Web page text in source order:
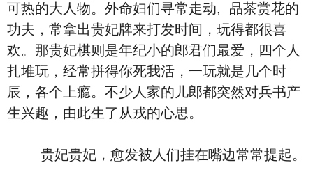
可热的大人物。外命妇们寻常走动, 品茶赏花的
功夫，常拿出贵妃牌来打发时间，玩得都很喜
欢。那贵妃棋则是年纪小的郎君们最爱，四个人
扎堆玩，经常拼得你死我活，一玩就是几个时
辰，各个上瘾。不少人家的儿郎都突然对兵书产
生兴趣，由此生了从戎的心思。
贵妃贵妃，愈发被人们挂在嘴边常常提起。